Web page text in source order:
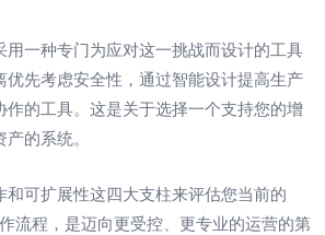
用一种专门为应对这一挑战而设计的工具
先考虑安全性，通过智能设计提高生产
作的工具。这是关于选择一个支持您的增
的系统。
和可扩展性这四大支柱来评估您当前的
流程，是迈向更受控、更专业的运营的第